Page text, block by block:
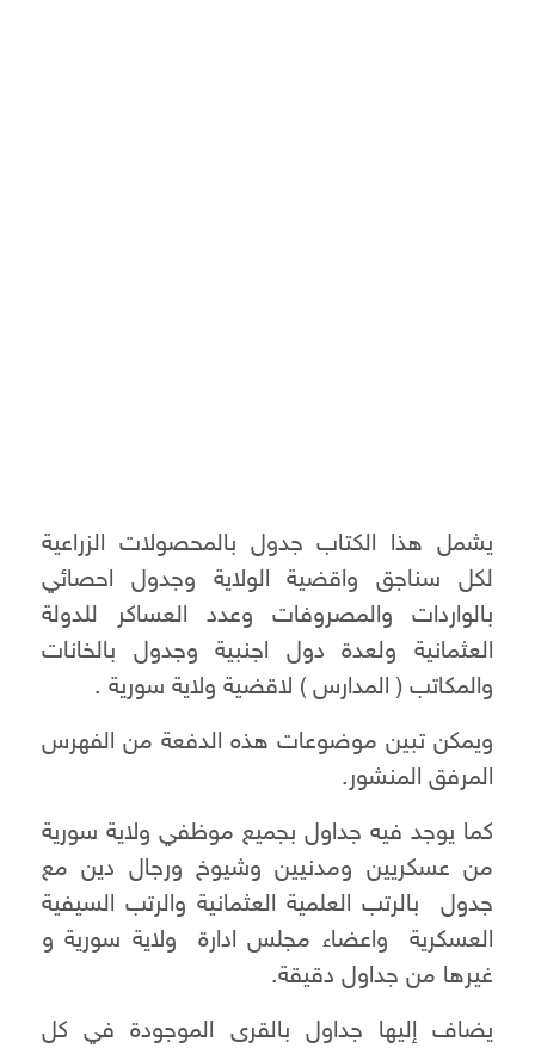
يشمل هذا الكتاب جدول بالمحصولات الزراعية
لكل سناجق واقضية الولاية وجدول احصائي
بالواردات والمصروفات وعدد العساكر للدولة
العثمانية ولعدة دول اجنبية وجدول بالخانات
والمكاتب ( المدارس ) لاقضية ولاية سورية .
ويمكن تبين موضوعات هذه الدفعة من الفهرس
المرفق المنشور.
كما يوجد فيه جداول بجميع موظفي ولاية سورية
من عسكريين ومدنيين وشيوخ ورجال دين مع
جدول بالرتب العلمية العثمانية والرتب السيفية
العسكرية واعضاء مجلس ادارة ولاية سورية و
غيرها من جداول دقيقة.
يضاف إليها جداول بالقرى الموجودة في كل